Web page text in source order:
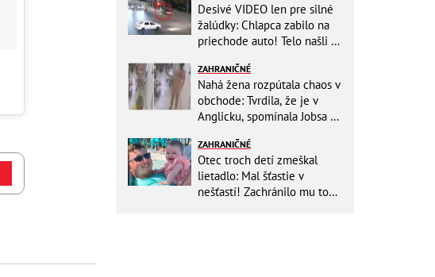
Desivé VIDEO len pre silné
žalúdky: Chlapca zabilo na
priechode auto! Telo našli o
ZAHRANIČNÉ
Nahá žena rozpútala chaos v
obchode: Tvrdila, že je v
Anglicku, spomínala Jobsa aj
ZAHRANIČNÉ
Otec troch detí zmeškal
lietadlo: Mal šťastie v
nešťastí! Zachránilo mu to